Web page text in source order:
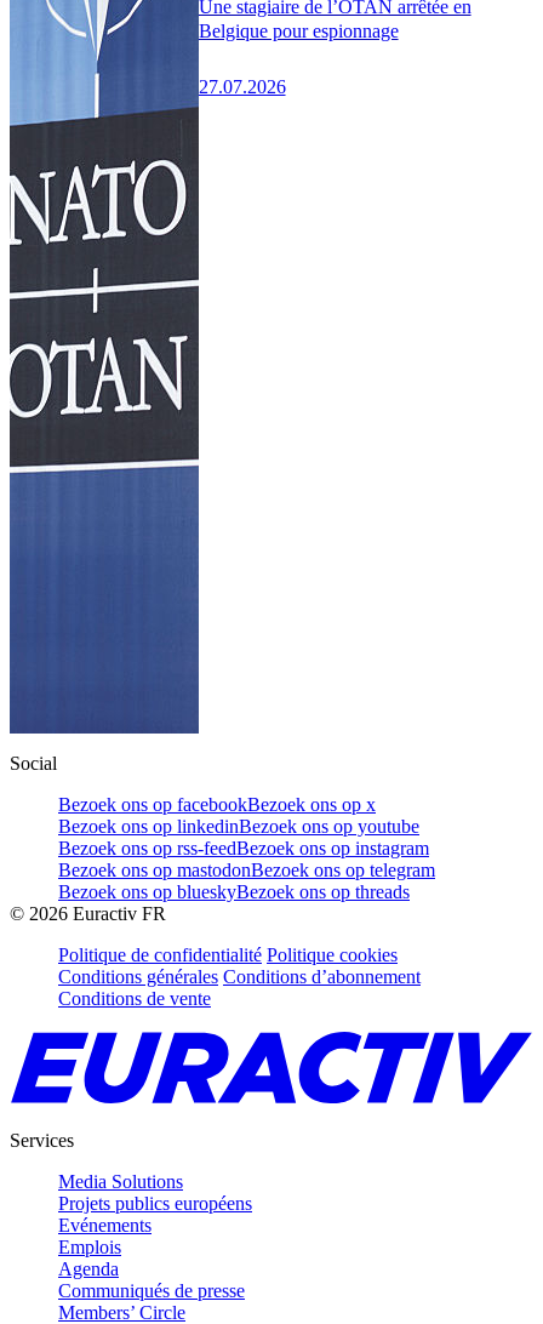
Une stagiaire de l’OTAN arrêtée en
Belgique pour espionnage
27.07.2026
Social
Bezoek ons op facebookBezoek ons op x
Bezoek ons op linkedinBezoek ons op youtube
Bezoek ons op rss-feedBezoek ons op instagram
Bezoek ons op mastodonBezoek ons op telegram
Bezoek ons op blueskyBezoek ons op threads
© 2026 Euractiv FR
Politique de confidentialité Politique cookies
Conditions générales Conditions d’abonnement
Conditions de vente
Services
Media Solutions
Projets publics européens
Evénements
Emplois
Agenda
Communiqués de presse
Members’ Circle